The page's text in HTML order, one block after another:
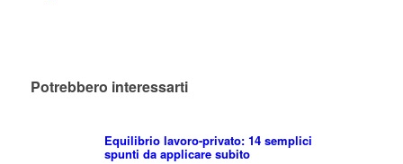
Potrebbero interessarti
Equilibrio lavoro-privato: 14 semplici
spunti da applicare subito